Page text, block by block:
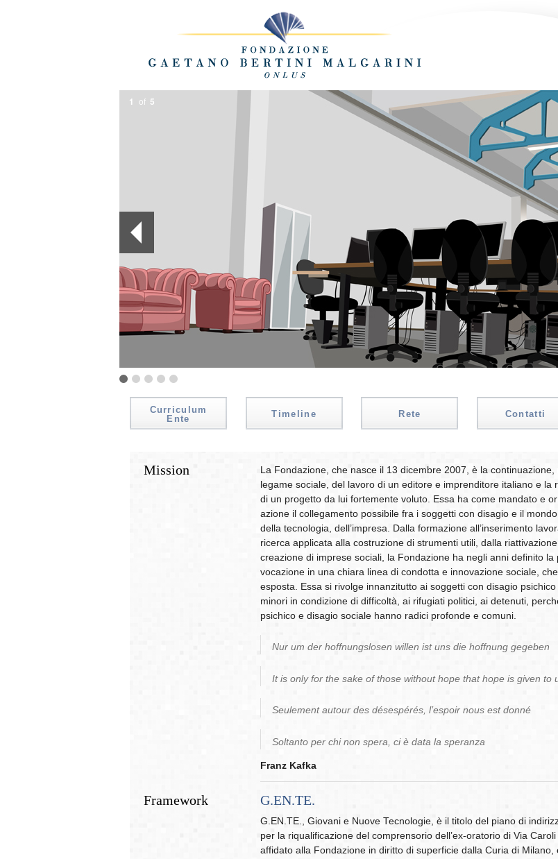
1 of 5
Curriculum
Ente
Timeline Rete Contatti
Mission
La Fondazione, che nasce il 13 dicembre 2007, è la continuazione,
legame sociale, del lavoro di un editore e imprenditore italiano e la
di un progetto da lui fortemente voluto. Essa ha come mandato e
azione il collegamento possibile fra i soggetti con disagio e il mondo
della tecnologia, dell’impresa. Dalla formazione all’inserimento
ricerca applicata alla costruzione di strumenti utili, dalla
creazione di imprese sociali, la Fondazione ha negli anni definito la
vocazione in una chiara linea di condotta e innovazione sociale,
esposta. Essa si rivolge innanzitutto ai soggetti con disagio
minori in condizione di difficoltà, ai rifugiati politici, ai detenuti,
psichico e disagio sociale hanno radici profonde e comuni.
Nur um der hoffnungslosen willen ist uns die hoffnung gegeben
It is only for the sake of those without hope that hope is given to
Seulement autour des désespérés, l’espoir nous est donné
Soltanto per chi non spera, ci è data la speranza
Franz Kafka
Framework G.EN.TE.
G.EN.TE., Giovani e Nuove Tecnologie, è il titolo del piano di
per la riqualificazione del comprensorio dell’ex-oratorio di Via
affidato alla Fondazione in diritto di superficie dalla Curia di Milano,